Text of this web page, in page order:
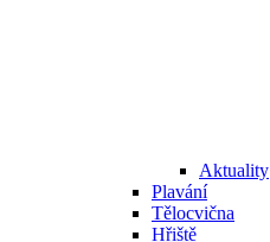
Aktuality
Plavání
Tělocvična
Hřiště